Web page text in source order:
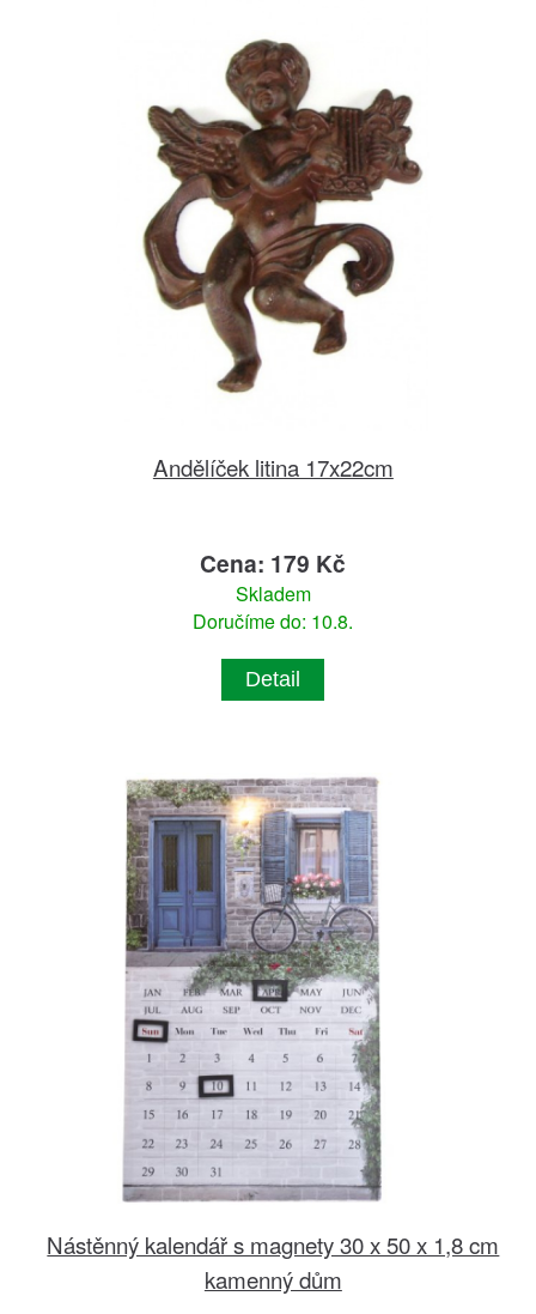
Andělíček litina 17x22cm
Cena: 179 Kč
Skladem
Doručíme do: 10.8.
Detail
Nástěnný kalendář s magnety 30 x 50 x 1,8 cm
kamenný dům